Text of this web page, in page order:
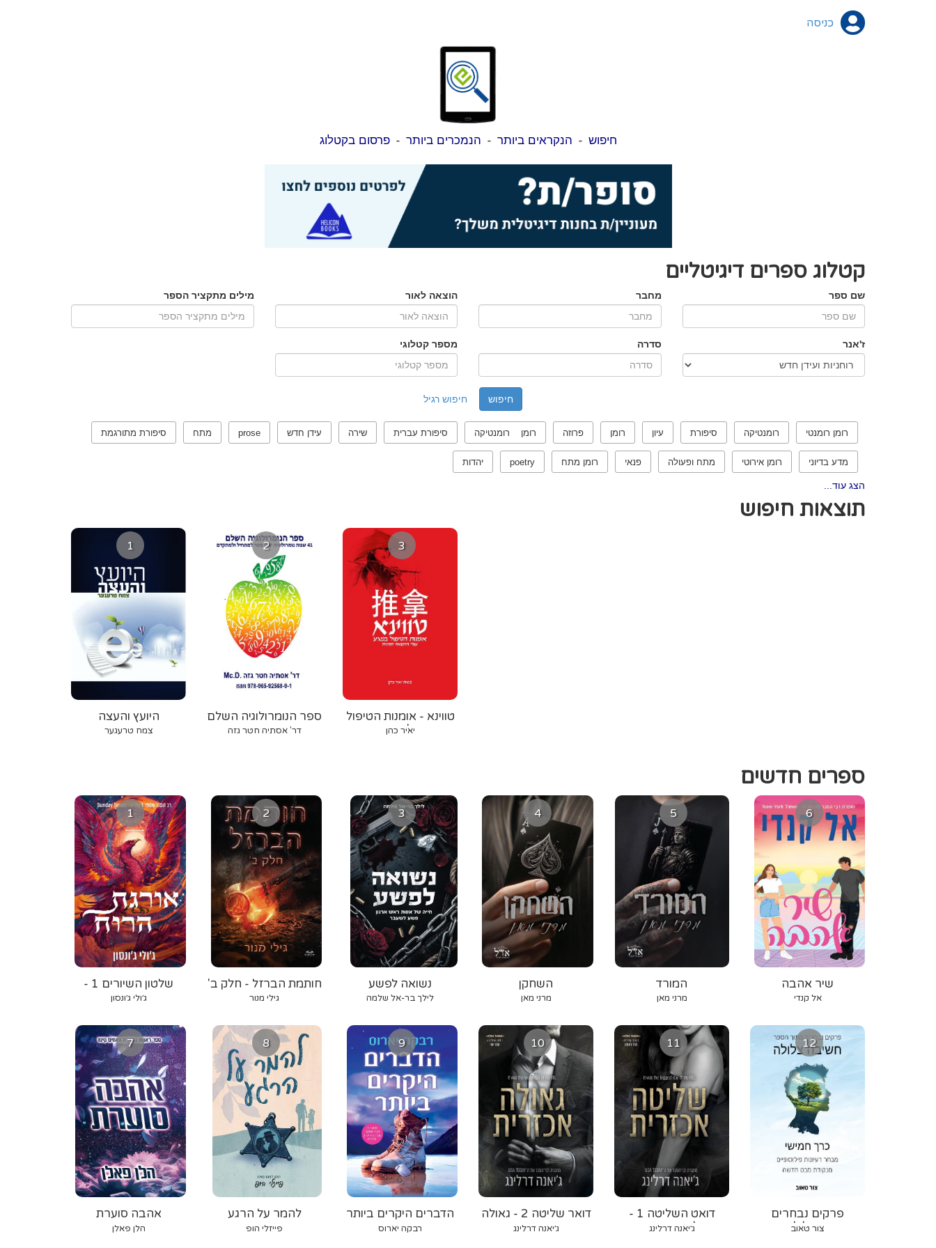
כניסה
חיפוש - הנקראים ביותר - הנמכרים ביותר -פרסום בקטלוג
קטלוג ספרים דיגיטליים
שם ספר מחבר הוצאה לאור מילים מתקציר הספר
ז'אנר סדרה מספר קטלוגי
חיפוש רגיל
רומן רומנטי רומנטיקה סיפורת עיון רומן פרוזה רומן רומנטיקה סיפורת עברית שירה עידן חדש prose מתח סיפורת מתורגמת
מדע בדיוני רומן אירוטי מתח ופעולה פנאי רומן מתח poetry יהדות
הצג עוד...
תוצאות חיפוש
1
היועץ והעצה
צמח טרעגער
2
ספר הנומרולוגיה השלם
דר' אסתיה חטר גזה
3
טווינא - אומנות הטיפול
במגע על פי הרפואה
יאיר כהן
ספרים חדשים
1
שלטון השיורים 1 -
אורגת הרוח
ג׳ולי ג׳ונסון
2
חותמת הברזל - חלק ב'
גילי מנור
3
נשואה לפשע
לילך בר-אל שלמה
4
השחקן
מרני מאן
5
המורד
מרני מאן
6
שיר אהבה
אל קנדי
7
אהבה סוערת
הלן פאלן
8
להמר על הרגע
פייזלי הופ
9
הדברים היקרים ביותר
רבקה יארוס
10
דואר שליטה 2 - גאולה
אכזרית
ג׳יאנה דרלינג
11
דואט השליטה 1 -
שליטה אכזרית
ג׳יאנה דרלינג
12
פרקים נבחרים
מחשיבה צלולה - כרך
צור טאוב